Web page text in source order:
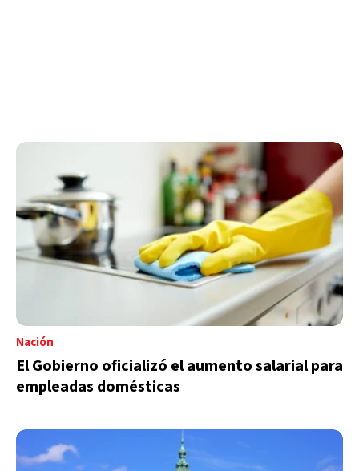
Nación
El Gobierno oficializó el aumento salarial para
empleadas domésticas